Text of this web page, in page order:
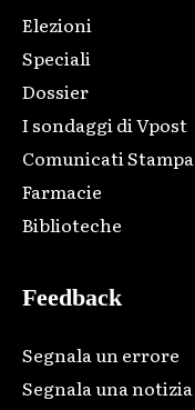
Elezioni
Speciali
Dossier
I sondaggi di Vpost
Comunicati Stampa
Farmacie
Biblioteche
Feedback
Segnala un errore
Segnala una notizia